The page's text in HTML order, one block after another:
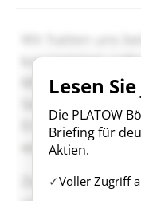
Lesen
Die PLATOW
Briefing für
Aktien.
Voller Zugriff